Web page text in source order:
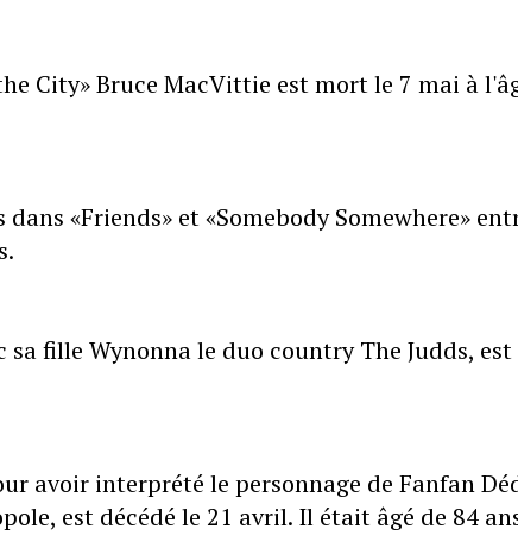
City» Bruce MacVittie est mort le 7 mai à
«Friends» et «Somebody Somewhere»
fille Wynonna le duo country The Judds, est
avoir interprété le personnage de Fanfan
est décédé le 21 avril. Il était âgé de 84